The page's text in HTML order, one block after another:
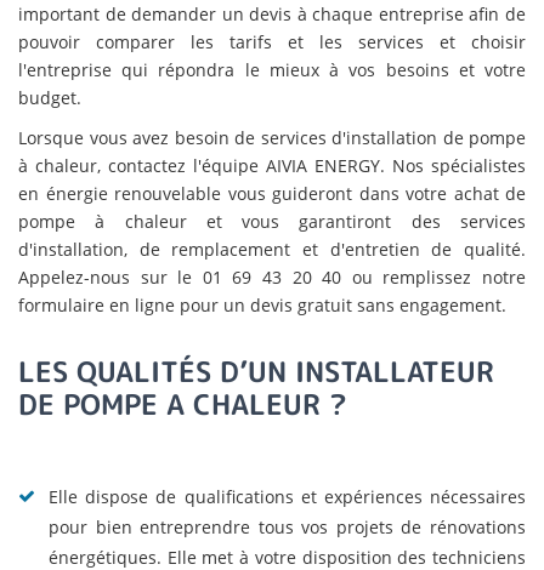
important de demander un devis à chaque entreprise afin de
pouvoir comparer les tarifs et les services et choisir
l'entreprise qui répondra le mieux à vos besoins et votre
budget.
Lorsque vous avez besoin de services d'installation de pompe
à chaleur, contactez l'équipe AIVIA ENERGY. Nos spécialistes
en énergie renouvelable vous guideront dans votre achat de
pompe à chaleur et vous garantiront des services
d'installation, de remplacement et d'entretien de qualité.
Appelez-nous sur le 01 69 43 20 40 ou remplissez notre
formulaire en ligne pour un devis gratuit sans engagement.
LES QUALITÉS D’UN INSTALLATEUR
DE POMPE A CHALEUR ?
Elle dispose de qualifications et expériences nécessaires
pour bien entreprendre tous vos projets de rénovations
énergétiques. Elle met à votre disposition des techniciens